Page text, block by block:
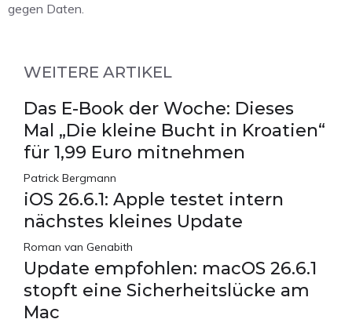
gegen Daten.
WEITERE ARTIKEL
Das E-Book der Woche: Dieses
Mal „Die kleine Bucht in Kroatien“
für 1,99 Euro mitnehmen
Patrick Bergmann
iOS 26.6.1: Apple testet intern
nächstes kleines Update
Roman van Genabith
Update empfohlen: macOS 26.6.1
stopft eine Sicherheitslücke am
Mac